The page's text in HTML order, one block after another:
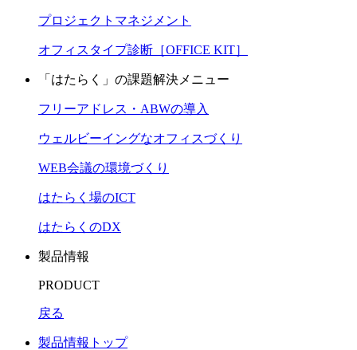
プロジェクトマネジメント
オフィスタイプ診断［OFFICE KIT］
「はたらく」の課題解決メニュー
フリーアドレス・ABWの導入
ウェルビーイングなオフィスづくり
WEB会議の環境づくり
はたらく場のICT
はたらくのDX
製品情報
PRODUCT
戻る
製品情報トップ